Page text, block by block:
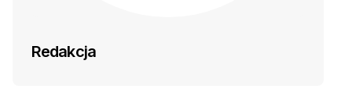
Redakcja